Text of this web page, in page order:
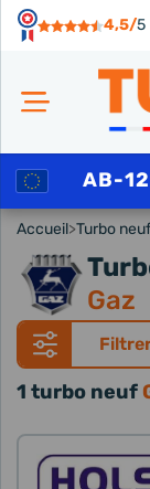
4,5/5
Rechercher
Accueil>Turbo
Gaz
1 turbo neuf
Panneau de